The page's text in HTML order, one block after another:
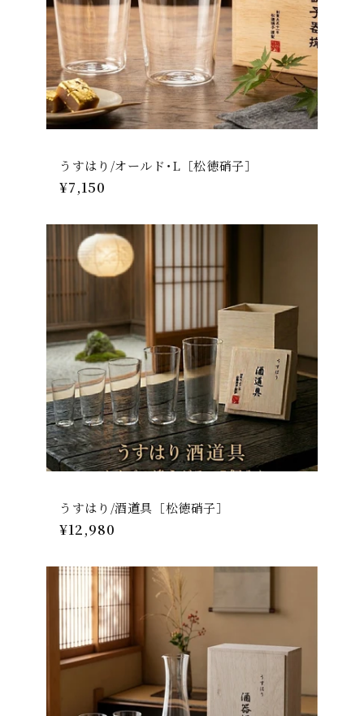
うすはり/オールド･L［松徳硝子］
通
価
¥7,150
うすはり/酒道具［松徳硝子］
通
価
¥12,980